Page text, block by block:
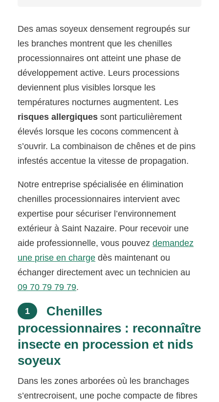
Des amas soyeux densement regroupés sur
les branches montrent que les chenilles
processionnaires ont atteint une phase de
développement active. Leurs processions
deviennent plus visibles lorsque les
températures nocturnes augmentent. Les
risques allergiques sont particulièrement
élevés lorsque les cocons commencent à
s’ouvrir. La combinaison de chênes et de pins
infestés accentue la vitesse de propagation.
Notre entreprise spécialisée en élimination
chenilles processionnaires intervient avec
expertise pour sécuriser l’environnement
extérieur à Saint Nazaire. Pour recevoir une
aide professionnelle, vous pouvezdemandez
une prise en charge dès maintenant ou
échanger directement avec un technicien au
09 70 79 79 79.
1
Chenilles
processionnaires : reconnaître
insecte en procession et nids
soyeux
Dans les zones arborées où les branchages
s’entrecroisent, une poche compacte de fibres